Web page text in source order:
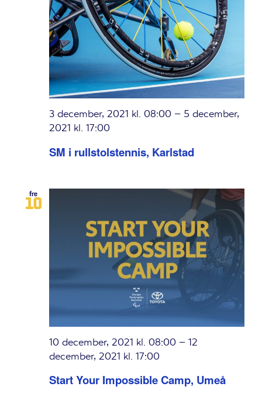
SM i rullstolstennis, Karlstad
3 december, 2021 kl. 08:00 – 5 december,
2021 kl. 17:00
fre
10
Start Your Impossible Camp, Umeå
10 december, 2021 kl. 08:00 – 12
december, 2021 kl. 17:00